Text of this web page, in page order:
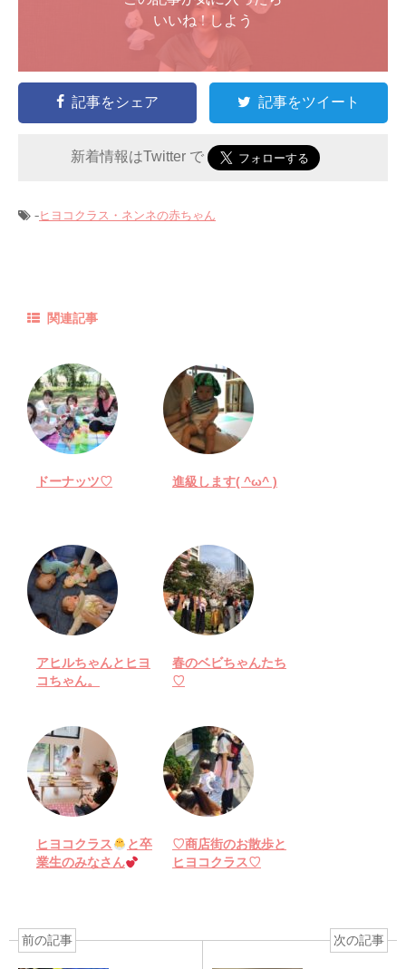
いいね ! しよう
記事をシェア 記事をツイート
新着情報はTwitter で
-ヒヨコクラス・ネンネの赤ちゃん
関連記事
ドーナッツ♡ 進級します( ^ω^ )
アヒルちゃんとヒヨ
コちゃん。
春のベビちゃんたち
♡
ヒヨコクラス
と卒
業生のみなさん
♡商店街のお散歩と
ヒヨコクラス♡
前の記事 次の記事